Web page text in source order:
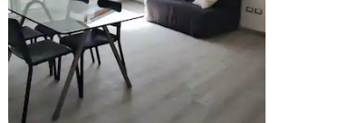
avaliação média de 5, 42 avaliações